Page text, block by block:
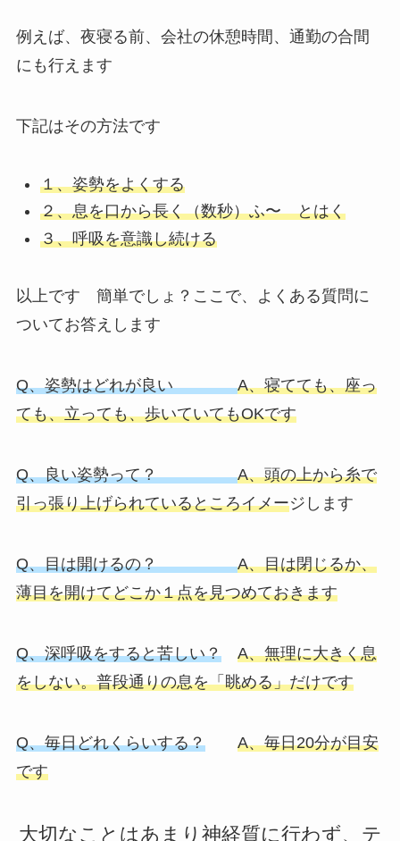
例えば、夜寝る前、会社の休憩時間、通勤の合間
にも行えます
下記はその方法です
１、姿勢をよくする
２、息を口から長く（数秒）ふ〜 とはく
３、呼吸を意識し続ける
以上です 簡単でしょ？ここで、よくある質問に
ついてお答えします
Q、姿勢はどれが良いA、寝てても、座っ
ても、立っても、歩いていてもOKです
Q、良い姿勢って？A、頭の上から糸で
引っ張り上げられているところイメージします
Q、目は開けるの？A、目は閉じるか、
薄目を開けてどこか１点を見つめておきます
Q、深呼吸をすると苦しい？
A、無理に大きく息
をしない。普段通りの息を「眺める」だけです
Q、毎日どれくらいする？
A、毎日20分が目安
です
大切なことはあまり神経質に行わず、テ